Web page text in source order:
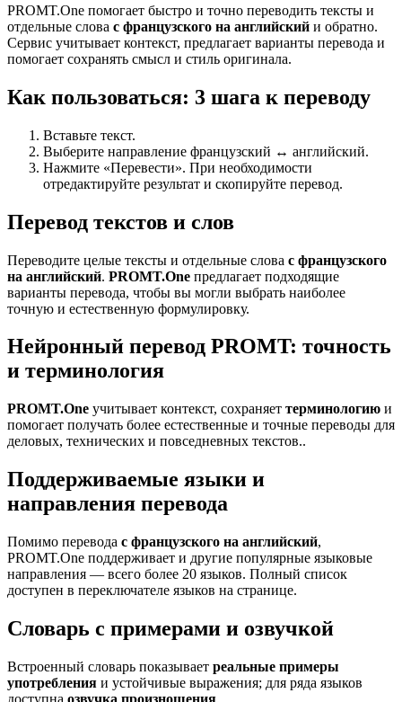
PROMT.One помогает быстро и точно переводить тексты и
отдельные слова с французского на английский и обратно.
Сервис учитывает контекст, предлагает варианты перевода и
помогает сохранять смысл и стиль оригинала.
Как пользоваться: 3 шага к переводу
Вставьте текст.
Выберите направление французский ↔ английский.
Нажмите «Перевести». При необходимости
отредактируйте результат и скопируйте перевод.
Перевод текстов и слов
Переводите целые тексты и отдельные слова с французского
на английский. PROMT.One предлагает подходящие
варианты перевода, чтобы вы могли выбрать наиболее
точную и естественную формулировку.
Нейронный перевод PROMT: точность
и терминология
PROMT.One учитывает контекст, сохраняет терминологию и
помогает получать более естественные и точные переводы для
деловых, технических и повседневных текстов..
Поддерживаемые языки и
направления перевода
Помимо перевода с французского на английский,
PROMT.One поддерживает и другие популярные языковые
направления — всего более 20 языков. Полный список
доступен в переключателе языков на странице.
Словарь с примерами и озвучкой
Встроенный словарь показывает реальные примеры
употребления и устойчивые выражения; для ряда языков
доступна озвучка произношения.